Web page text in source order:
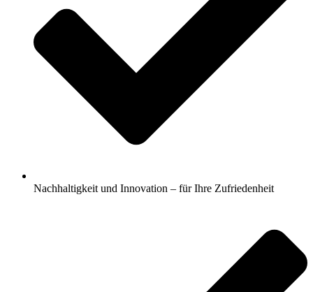
Nachhaltigkeit und Innovation – für Ihre Zufriedenheit